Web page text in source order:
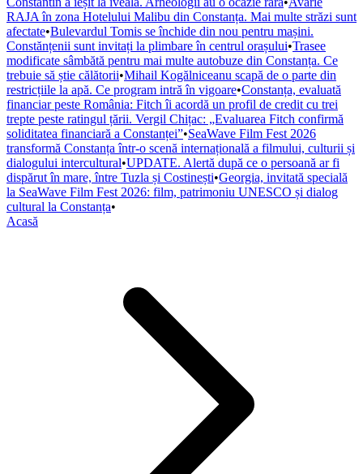
RAJA în zona Hotelului Malibu din Constanța. Mai multe străzi sunt
afectate•Bulevardul Tomis se închide din nou pentru mașini.
Constănțenii sunt invitați la plimbare în centrul orașului•Trasee
modificate sâmbătă pentru mai multe autobuze din Constanța. Ce
trebuie să știe călătorii•Mihail Kogălniceanu scapă de o parte din
restricțiile la apă. Ce program intră în vigoare•Constanța, evaluată
financiar peste România: Fitch îi acordă un profil de credit cu trei
trepte peste ratingul țării. Vergil Chițac: „Evaluarea Fitch confirmă
soliditatea financiară a Constanței”•SeaWave Film Fest 2026
transformă Constanța într-o scenă internațională a filmului, culturii și
dialogului intercultural•UPDATE. Alertă după ce o persoană ar fi
dispărut în mare, între Tuzla și Costinești•Georgia, invitată specială
la SeaWave Film Fest 2026: film, patrimoniu UNESCO și dialog
cultural la Constanța•
Acasă